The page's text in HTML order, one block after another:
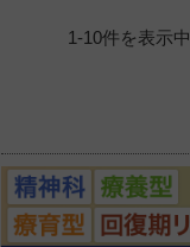
1-10件を表示中